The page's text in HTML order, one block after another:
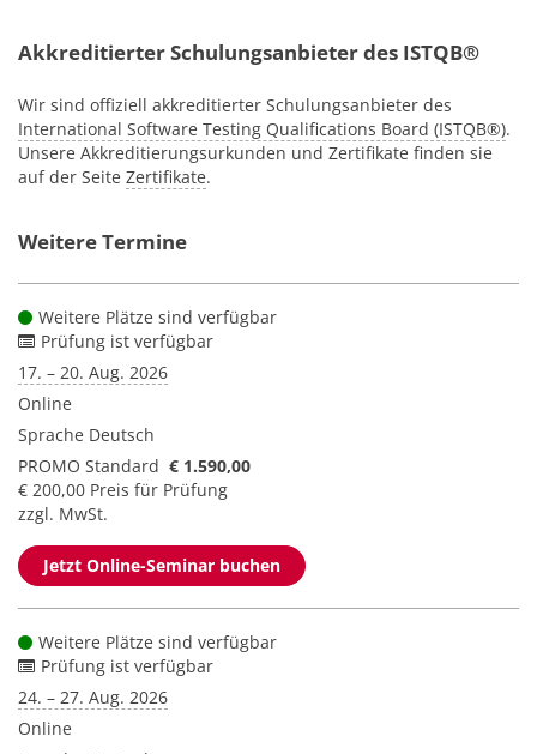
Akkreditierter Schulungsanbieter des ISTQB®
Wir sind offiziell akkreditierter Schulungsanbieter des
International Software Testing Qualifications Board (ISTQB®).
Unsere Akkreditierungsurkunden und Zertifikate finden sie
auf der Seite Zertifikate.
Weitere Termine
Weitere Plätze sind verfügbar
Prüfung ist verfügbar
17. – 20. Aug. 2026
Online
Sprache Deutsch
PROMO Standard € 1.590,00
€ 200,00 Preis für Prüfung
zzgl. MwSt.
Jetzt Online-Seminar buchen
Weitere Plätze sind verfügbar
Prüfung ist verfügbar
24. – 27. Aug. 2026
Online